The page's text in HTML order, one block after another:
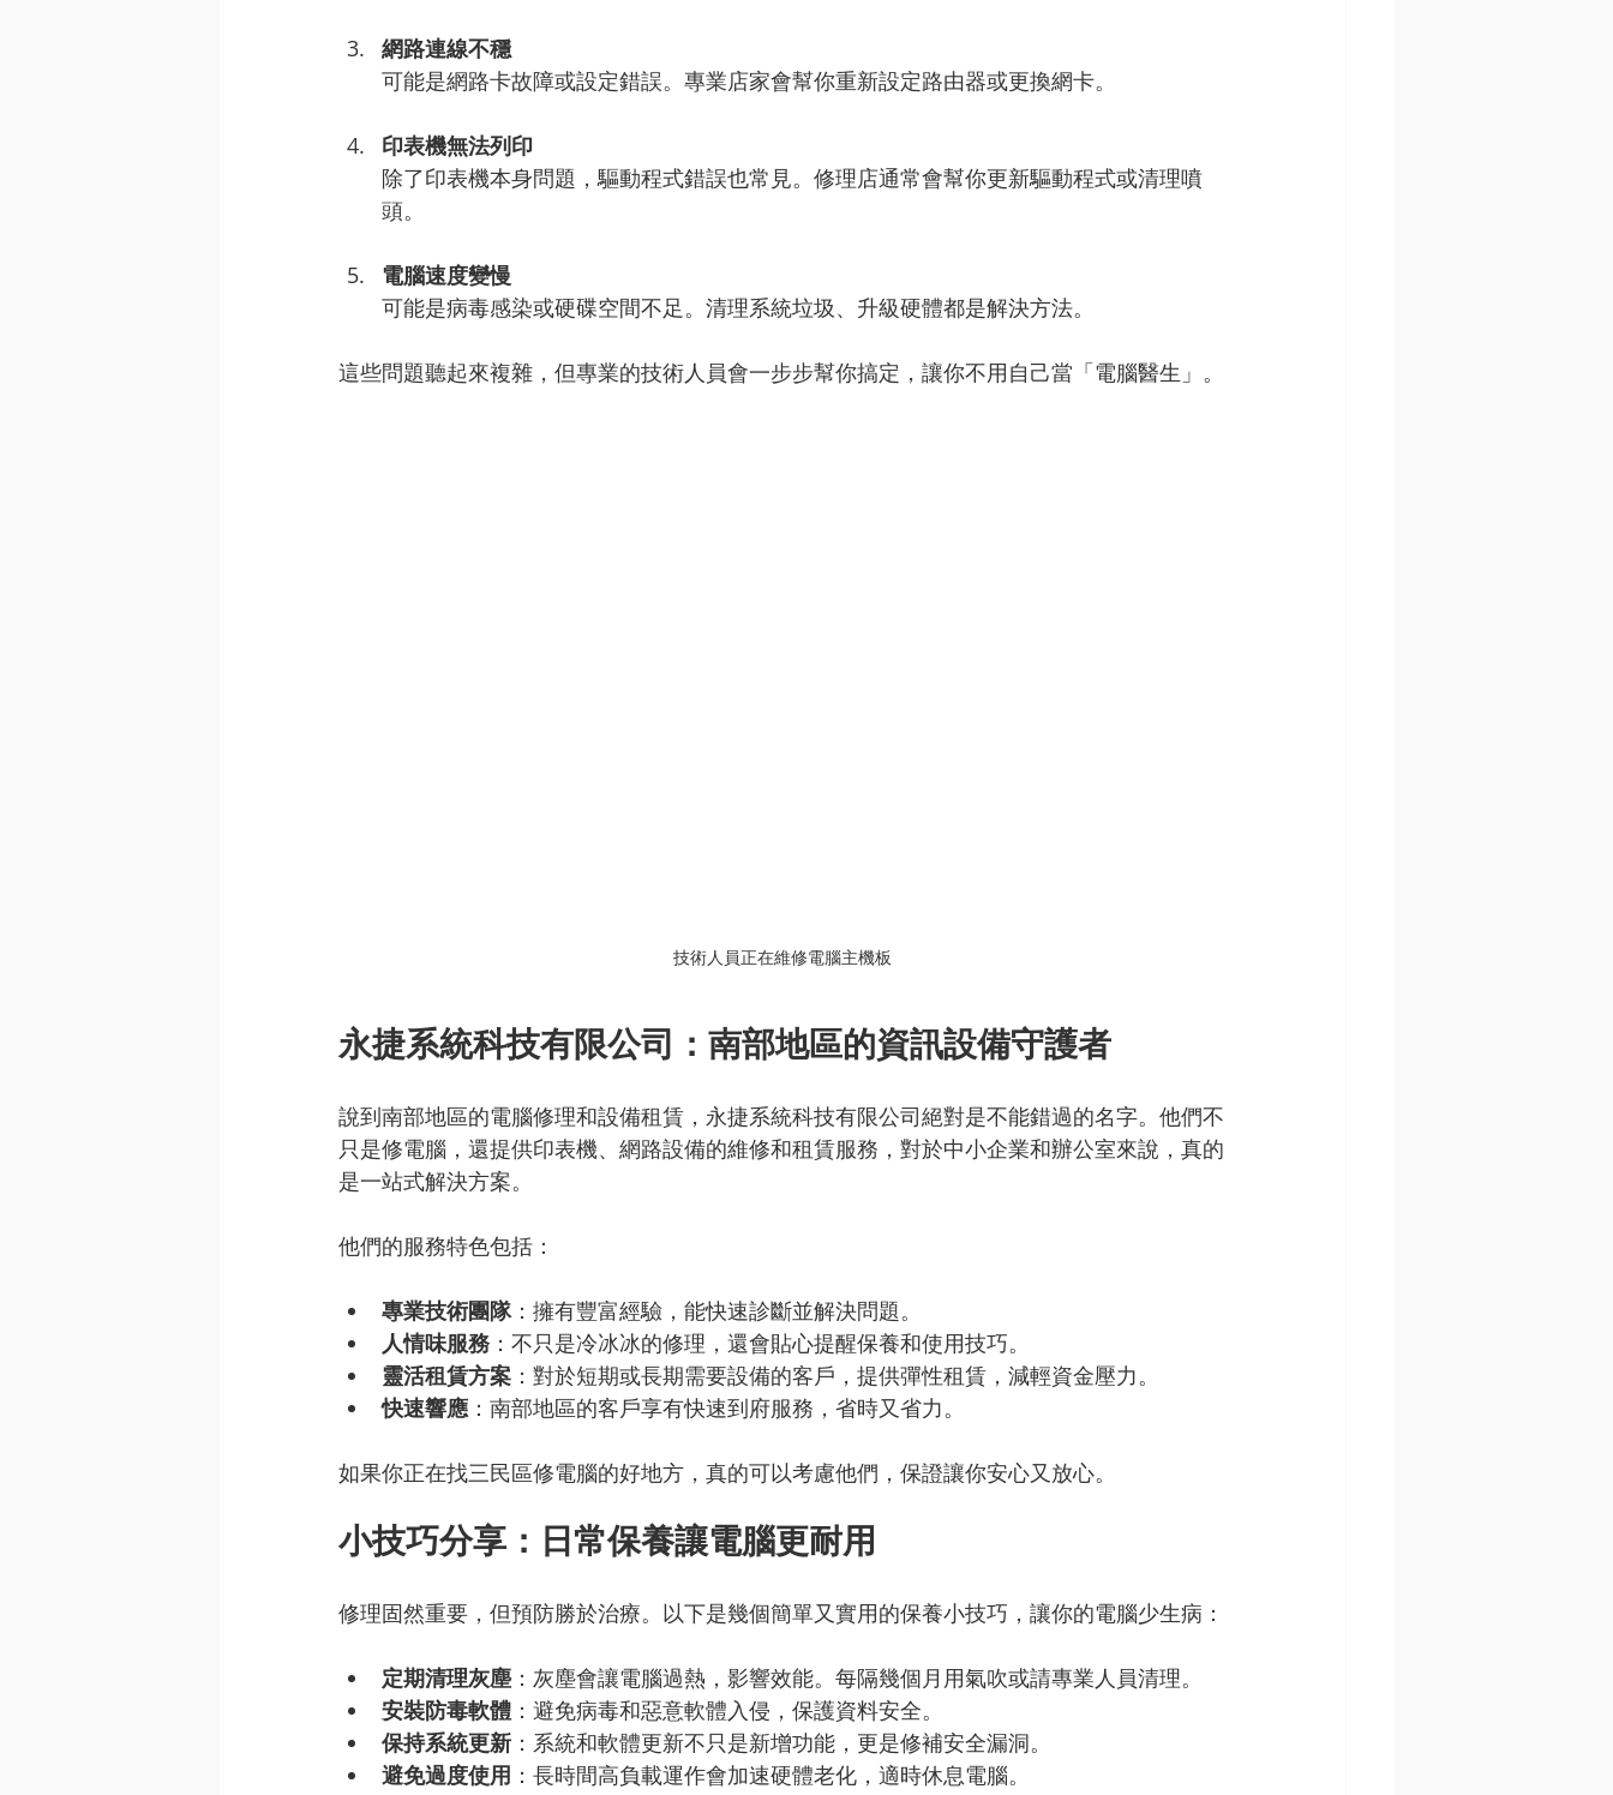
網路連線不穩
可能是網路卡故障或設定錯誤。專業店家會幫你重新設定路由器或更換網卡。
印表機無法列印
除了印表機本身問題，驅動程式錯誤也常見。修理店通常會幫你更新驅動程式或清理噴
頭。
電腦速度變慢
可能是病毒感染或硬碟空間不足。清理系統垃圾、升級硬體都是解決方法。
這些問題聽起來複雜，但專業的技術人員會一步步幫你搞定，讓你不用自己當「電腦醫生」。
技術人員正在維修電腦主機板
永捷系統科技有限公司：南部地區的資訊設備守護者
說到南部地區的電腦修理和設備租賃，永捷系統科技有限公司絕對是不能錯過的名字。他們不
只是修電腦，還提供印表機、網路設備的維修和租賃服務，對於中小企業和辦公室來說，真的
是一站式解決方案。
他們的服務特色包括：
專業技術團隊：擁有豐富經驗，能快速診斷並解決問題。
人情味服務 ：不只是冷冰冰的修理，還會貼心提醒保養和使用技巧。
靈活租賃方案 ：對於短期或長期需要設備的客戶，提供彈性租賃，減輕資金壓力。
快速響應 ：南部地區的客戶享有快速到府服務，省時又省力。
如果你正在找三民區修電腦的好地方，真的可以考慮他們，保證讓你安心又放心。
小技巧分享：日常保養讓電腦更耐用
修理固然重要，但預防勝於治療。以下是幾個簡單又實用的保養小技巧，讓你的電腦少生病：
定期清理灰塵：灰塵會讓電腦過熱，影響效能。每隔幾個月用氣吹或請專業人員清理。
安裝防毒軟體 ：避免病毒和惡意軟體入侵，保護資料安全。
保持系統更新 ：系統和軟體更新不只是新增功能，更是修補安全漏洞。
避免過度使用 ：長時間高負載運作會加速硬體老化，適時休息電腦。